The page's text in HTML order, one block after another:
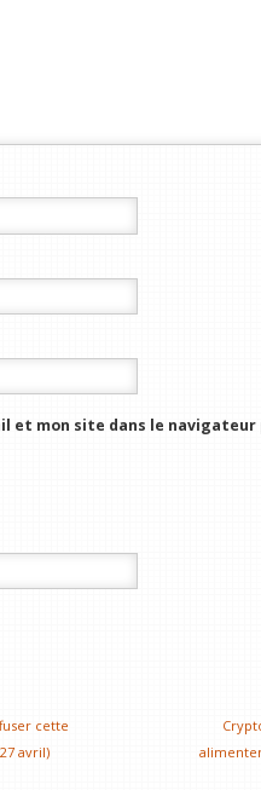
et mon site dans le navigateur
cette
avril)